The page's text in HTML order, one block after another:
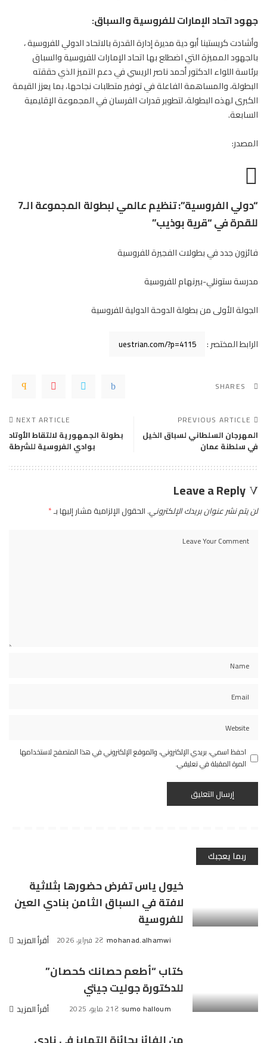
جهود اتحاد الإمارات للفروسية والسباق:
وأشادت كريستينا أبو دية مديرة إدارة القدرة بالاتحاد الدوليللفروسية،
بالجهود المميزة التي اضطلع بها اتحاد الإمارات للفروسية والسباق
برئاسة اللواء الدكتور أحمد ناصر الريسي في دعم التميز الذي حققته
البطولة، والمساهمة الفاعلة في توفير متطلبات نجاحها، بما يعزز القيمة
الكبرى لهذه البطولة، لتطوير قدرات الفرسان في المجموعة الإقليمية
السابعة.
المصدر:
“دولي الفروسية”: تنظيم عالمي لبطولة المجموعة الـ7
للقدرة في “قرية بوذيب”
فائزون جدد في بطولات الفجيرة للفروسية
مدرسة ستونلي-بيرنهام للفروسية
الجولة الأولى من بطولة الدوحة الدولية للفروسية
الرابط المختصر :
SHARES
PREVIOUS ARTICLE
المهرجان السلطاني لسباق الخيل
في سلطنة عمان
NEXT ARTICLE
بطولة الجمهورية لالتقاط الأوتاد
بوادي الفروسية للشرطة
Leave a Reply
لن يتم نشر عنوان بريدك الإلكتروني. الحقول الإلزامية مشار إليها بـ*
احفظ اسمي، بريدي الإلكتروني، والموقع الإلكتروني في هذا المتصفح لاستخدامها
المرة المقبلة في تعليقي.
ربما يعجبك
خيول ياس تفرض حضورها بثلاثية
لافتة في السباق الثامن بنادي العين
للفروسية
Posted
mohanad.alhamwi 2 فبراير، 2026 أقرأ المزيد
كتاب “أطعم حصانك كحصان”
للدكتورة جوليت جيتي
Posted
sumo halloum 21 مايو، 2025 أقرأ المزيد